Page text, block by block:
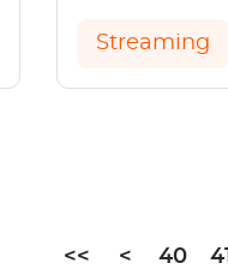
Streaming
<< < 40 41